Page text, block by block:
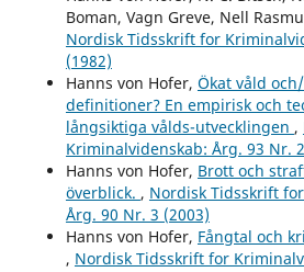
Boman, Vagn Greve, Nell
Nordisk Tidsskrift for
(1982)
Hanns von Hofer, Ökat våld
definitioner? En empirisk och
långsiktiga vålds-utvecklingen ,
Kriminalvidenskab: Årg. 93 Nr.
Hanns von Hofer, Brott och
överblick. , Nordisk Tidsskrift
Årg. 90 Nr. 3 (2003)
Hanns von Hofer, Fångtal och
, Nordisk Tidsskrift for